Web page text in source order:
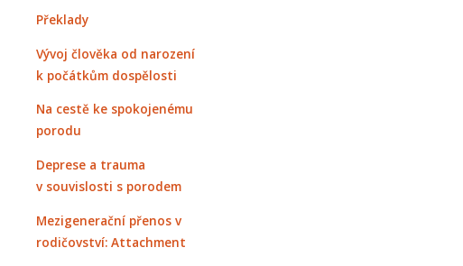
Překlady
Vývoj člověka od narození
k počátkům dospělosti
Na cestě ke spokojenému
porodu
Deprese a trauma
v souvislosti s porodem
Mezigenerační přenos v
rodičovství: Attachment